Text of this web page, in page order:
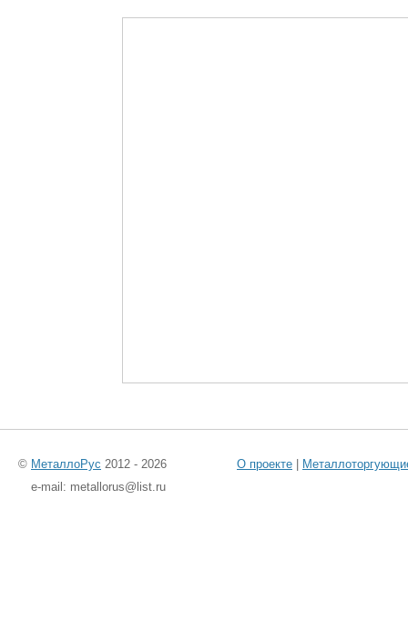
© МеталлоРус 2012 - 2026 О проекте
e-mail: metallorus@list.ru